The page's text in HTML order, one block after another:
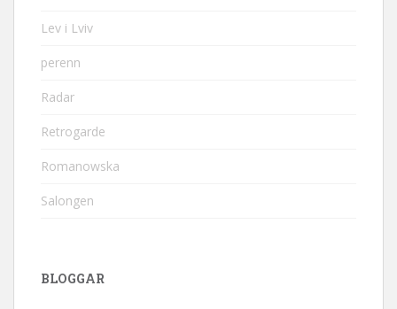
Lev i Lviv
perenn
Radar
Retrogarde
Romanowska
Salongen
BLOGGAR